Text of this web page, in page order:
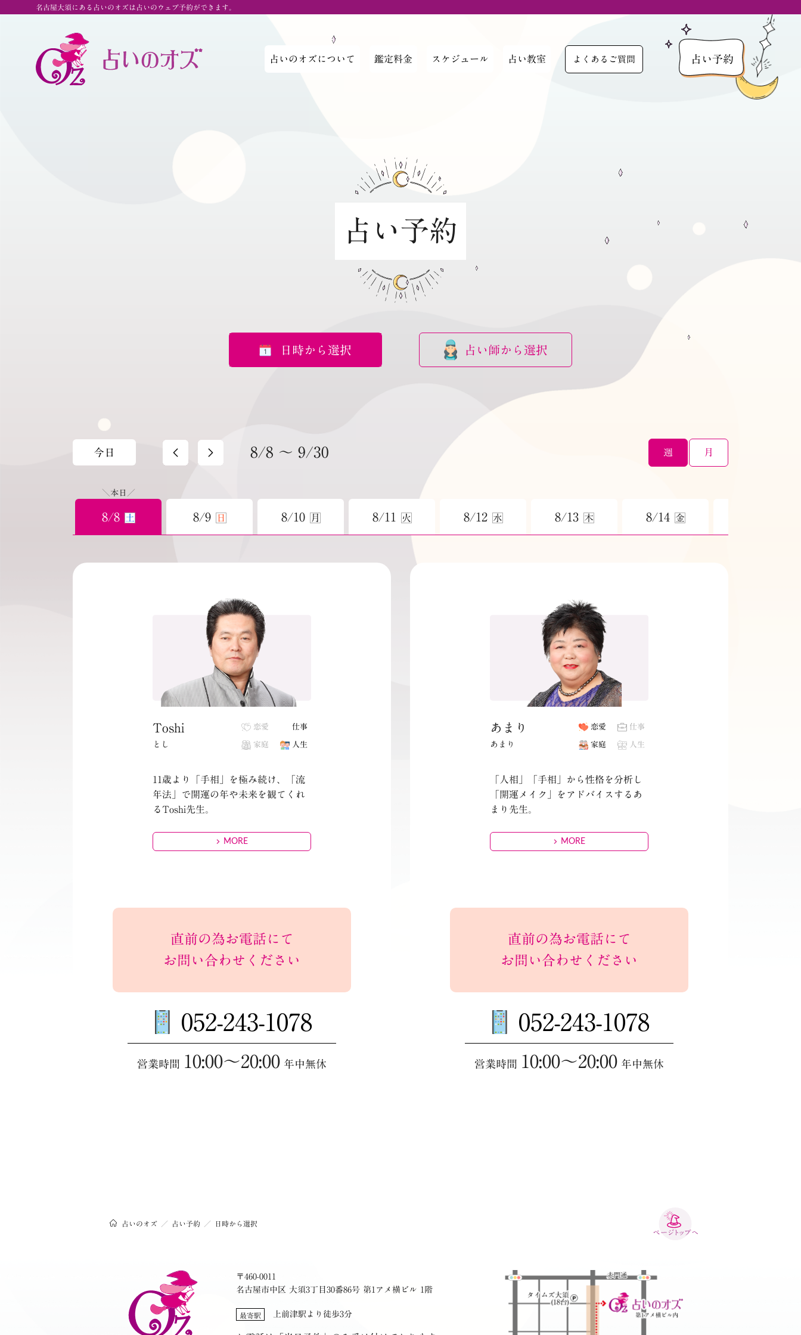
名古屋大須にある占いのオズは占いのウェブ予約ができます。
占いのオズについて 鑑定料金 スケジュール 占い教室 よくあるご質問 占い予約
占い予約
日時から選択 占い師から選択
今日 8/8 ～ 9/30 週 月
＼本日／
8/8 土 8/9 日 8/10 月 8/11 火 8/12 水 8/13 木 8/14 金
Toshi
とし
恋愛 仕事
家庭 人生
11歳より「手相」を極み続け、「流
年法」で開運の年や未来を観てくれ
るToshi先生。
MORE
直前の為お電話にて
お問い合わせください
052-243-1078
営業時間 10:00～20:00 年中無休
あまり
あまり
恋愛 仕事
家庭 人生
「人相」「手相」から性格を分析し
「開運メイク」をアドバイスするあ
まり先生。
MORE
直前の為お電話にて
お問い合わせください
052-243-1078
営業時間 10:00～20:00 年中無休
占いのオズ 占い予約 日時から選択
〒460-0011
名古屋市中区 大須3丁目30番86号 第1アメ横ビル 1階
最寄駅 上前津駅より徒歩3分